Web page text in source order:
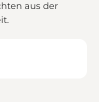
aus der